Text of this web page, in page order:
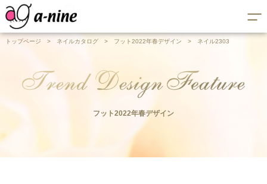
トップページ > ネイルカタログ > フット2022年春デザイン > ネイル2303
フット2022年春デザイン